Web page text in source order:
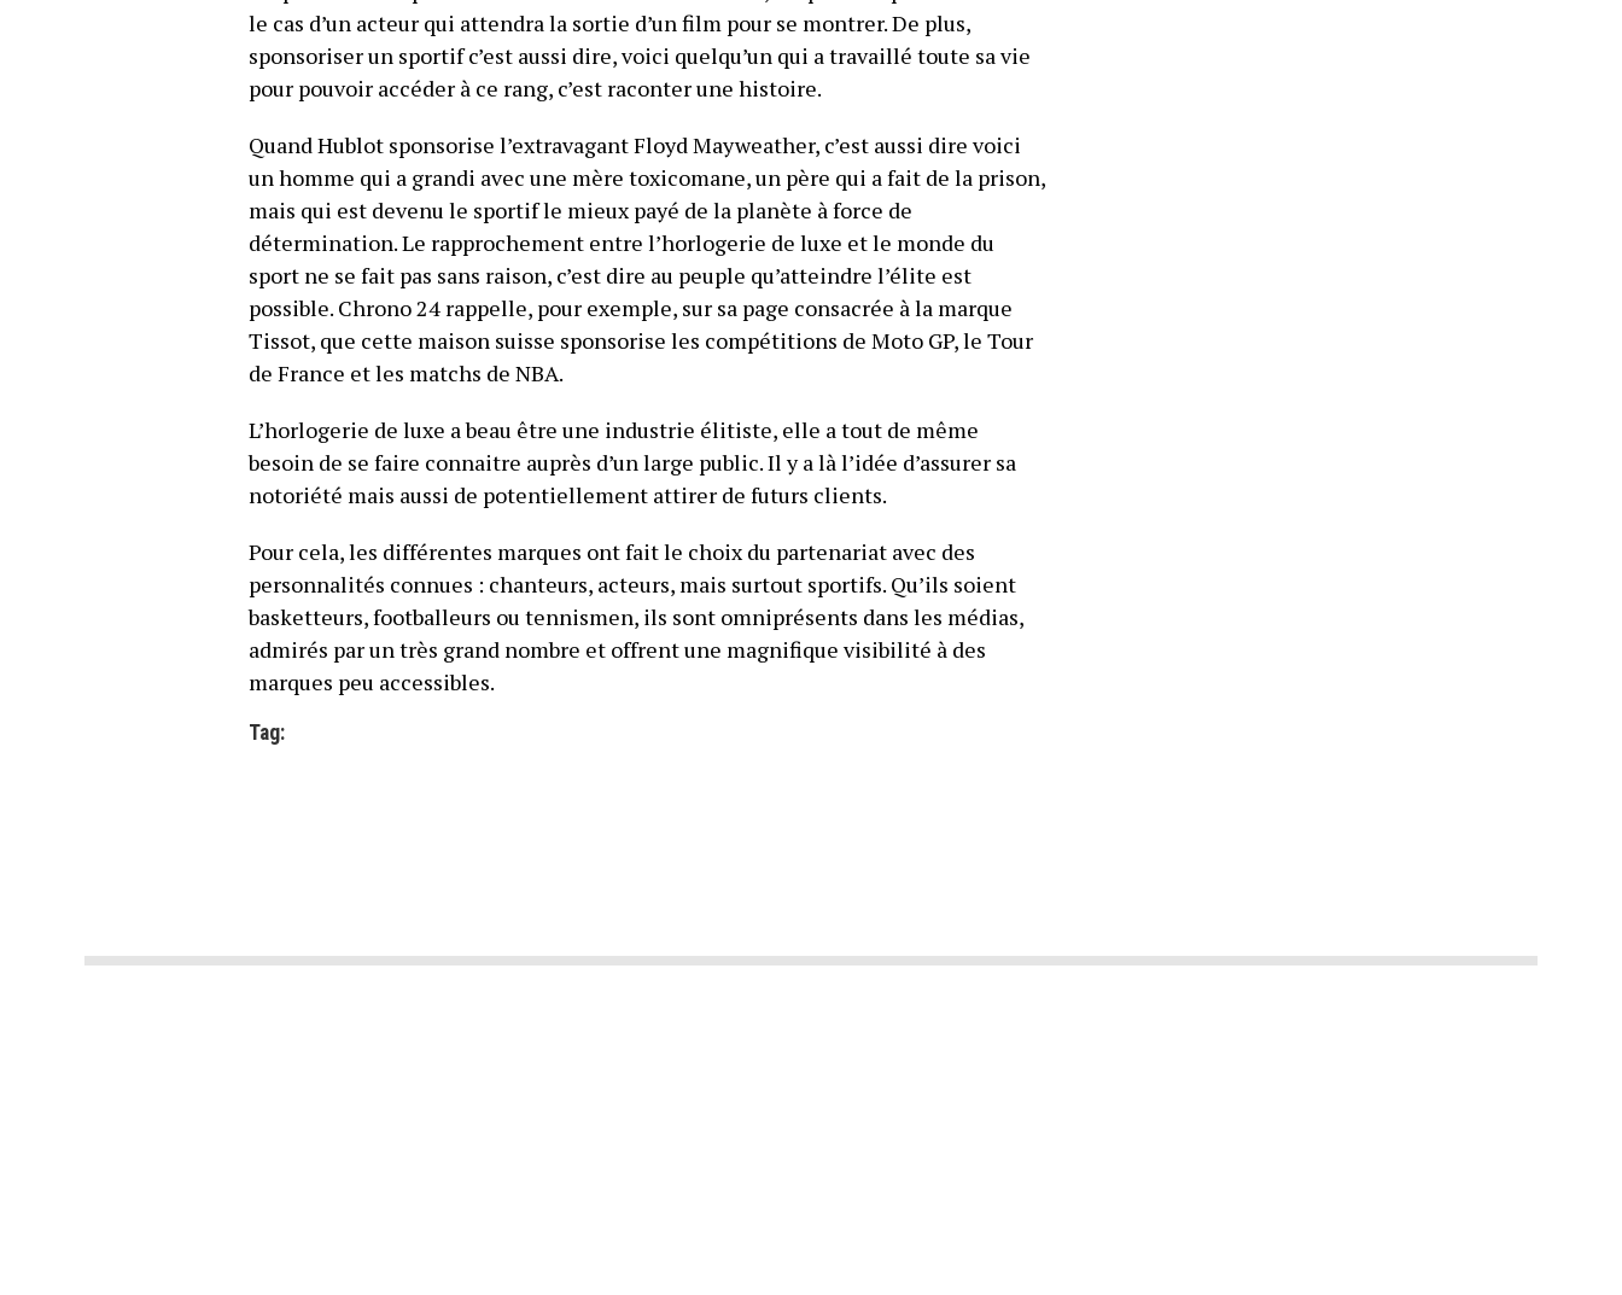
le cas d’un acteur qui attendra la sortie d’un film pour se montrer. De plus,
sponsoriser un sportif c’est aussi dire, voici quelqu’un qui a travaillé toute sa vie
pour pouvoir accéder à ce rang, c’est raconter une histoire.
Quand Hublot sponsorise l’extravagant Floyd Mayweather, c’est aussi dire voici
un homme qui a grandi avec une mère toxicomane, un père qui a fait de la prison,
mais qui est devenu le sportif le mieux payé de la planète à force de
détermination. Le rapprochement entre l’horlogerie de luxe et le monde du
sport ne se fait pas sans raison, c’est dire au peuple qu’atteindre l’élite est
possible. Chrono 24 rappelle, pour exemple, sur sa page consacrée à la marque
Tissot, que cette maison suisse sponsorise les compétitions de Moto GP, le Tour
de France et les matchs de NBA.
L’horlogerie de luxe a beau être une industrie élitiste, elle a tout de même
besoin de se faire connaitre auprès d’un large public. Il y a là l’idée d’assurer sa
notoriété mais aussi de potentiellement attirer de futurs clients.
Pour cela, les différentes marques ont fait le choix du partenariat avec des
personnalités connues : chanteurs, acteurs, mais surtout sportifs. Qu’ils soient
basketteurs, footballeurs ou tennismen, ils sont omniprésents dans les médias,
admirés par un très grand nombre et offrent une magnifique visibilité à des
marques peu accessibles.
Tag: